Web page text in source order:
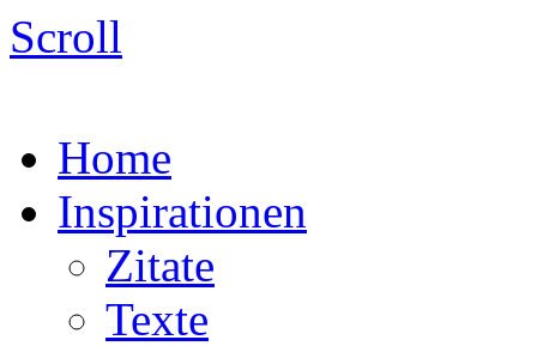
Scroll
Home
Inspirationen
Zitate
Texte